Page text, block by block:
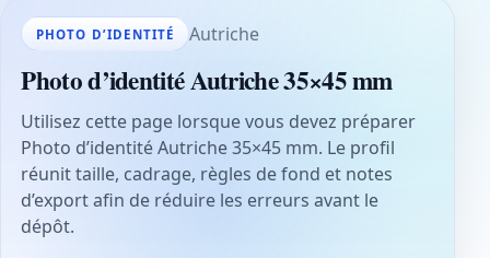
PHOTO D’IDENTITÉ Autriche
Photo d’identité Autriche 35×45 mm
Utilisez cette page lorsque vous devez préparer
Photo d’identité Autriche 35×45 mm. Le profil
réunit taille, cadrage, règles de fond et notes
d’export afin de réduire les erreurs avant le
dépôt.